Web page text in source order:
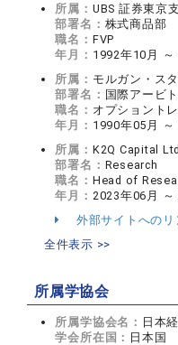
所属： UBS 証券東京
部署名： 株式商品部
職名： FVP
年月： 1992年10月 ～
所属： モルガン・ス
部署名： 国際アービ
職名： オプショント
年月： 1990年05月 ～
所属： K2Q Capital
部署名： Research
職名： Head of
年月： 2023年06月 ～
外部サイトへの
全件表示 >>
所属学協会
所属学協会名： 日本
学会所在国： 日本国